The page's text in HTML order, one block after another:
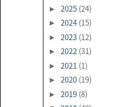
► 2025 (24)
► 2024 (15)
► 2023 (12)
► 2022 (31)
► 2021 (1)
► 2020 (19)
► 2019 (8)